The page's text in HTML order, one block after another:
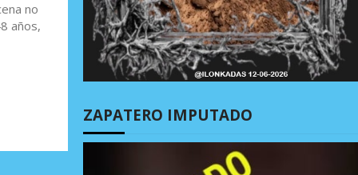
no
años,
ZAPATERO IMPUTADO